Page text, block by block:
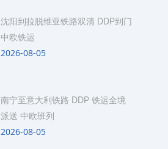
沈阳到拉脱维亚铁路双清 DDP到门
中欧铁运
2026-08-05
南宁至意大利铁路 DDP 铁运全境
派送 中欧班列
2026-08-05